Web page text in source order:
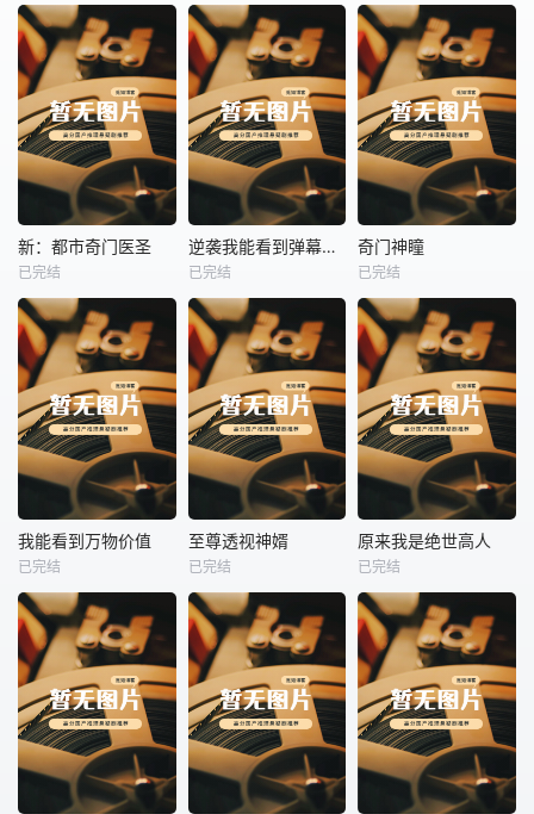
未知 未知 未知
热播
未知
新：都市奇门医圣
已完结
热播
未知
逆袭我能看到弹幕提示
已完结
热播
奇门神瞳
未知
奇门神瞳
已完结
热播
未知
我能看到万物价值
已完结
热播
至尊透视神婿
未知
至尊透视神婿
已完结
热播
未知
原来我是绝世高人
已完结